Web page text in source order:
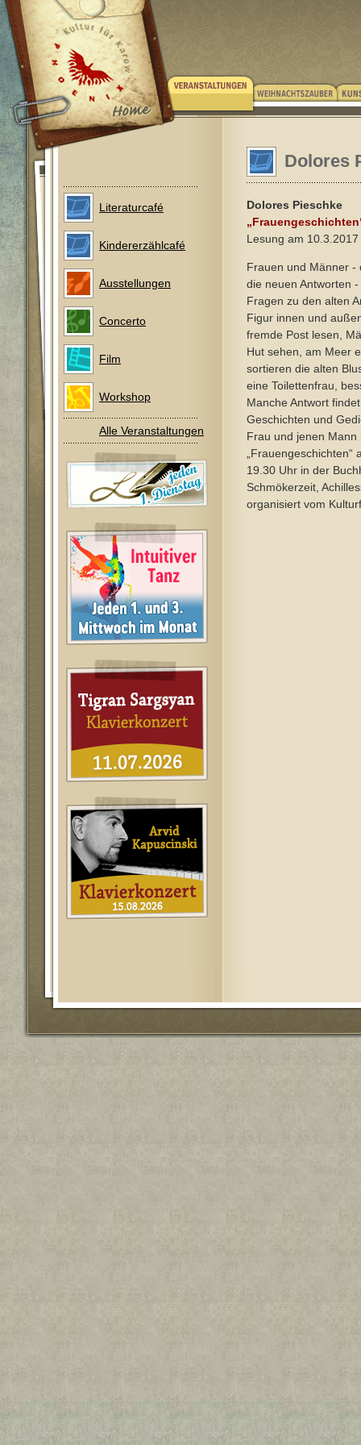
Literaturcafé
Kindererzählcafé
Ausstellungen
Concerto
Film
Workshop
Alle Veranstaltungen
Dolores
Dolores Pieschke
Lesung am 10.3.2017
Frauen und Männer -
die neuen Antworten
Fragen zu den alten
Figur innen und
fremde Post lesen,
Hut sehen, am Meer
sortieren die alten
eine Toilettenfrau,
Manche Antwort
Geschichten und
Frau und jenen Mann
19.30 Uhr in der
Schmökerzeit,
organisiert vom